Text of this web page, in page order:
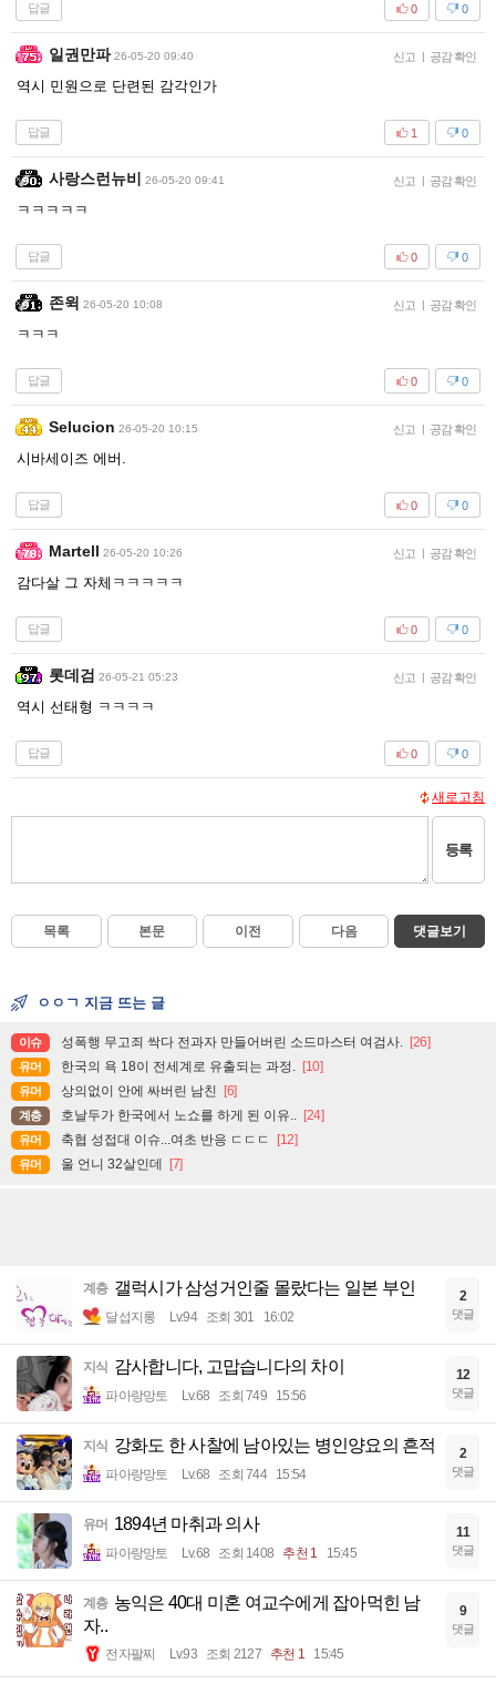
답글 0
0
일권만파 26-05-20 09:40 신고 | 공감 확인
역시 민원으로 단련된 감각인가
답글 0
1
사랑스런뉴비 26-05-20 09:41 신고 | 공감 확인
ㅋㅋㅋㅋㅋ
답글 0
0
존윅 26-05-20 10:08 신고 | 공감 확인
ㅋㅋㅋ
답글 0
0
Selucion 26-05-20 10:15 신고 | 공감 확인
시바세이즈 에버.
답글 0
0
Martell 26-05-20 10:26 신고 | 공감 확인
감다살 그 자체ㅋㅋㅋㅋㅋ
답글 0
0
롯데검 26-05-21 05:23 신고 | 공감 확인
역시 선태형 ㅋㅋㅋㅋ
답글 0
0
새로고침
등록
목록 본문 이전 다음 댓글보기
ㅇㅇㄱ 지금 뜨는 글
이슈 성폭행 무고죄 싹다 전과자 만들어버린 소드마스터 여검사. [26]
유머 한국의 욕 18이 전세계로 유출되는 과정. [10]
유머 상의없이 안에 싸버린 남친 [6]
계층 호날두가 한국에서 노쇼를 하게 된 이유.. [24]
유머 축협 성접대 이슈...여초 반응 ㄷㄷㄷ [12]
유머 울 언니 32살인데 [7]
계층 갤럭시가 삼성거인줄 몰랐다는 일본 부인
달섭지롱 Lv.94 조회 301 16:02
2
댓글
지식 감사합니다, 고맙습니다의 차이
파아랑망토 Lv.68 조회 749 15:56
12
댓글
지식 강화도 한 사찰에 남아있는 병인양요의 흔적
파아랑망토 Lv.68 조회 744 15:54
2
댓글
유머 1894년 마취과 의사
파아랑망토 Lv.68 조회 1408 추천 1 15:45
11
댓글
계층 농익은 40대 미혼 여교수에게 잡아먹힌 남
자..
전자팔찌 Lv.93 조회 2127 추천 1 15:45
9
댓글